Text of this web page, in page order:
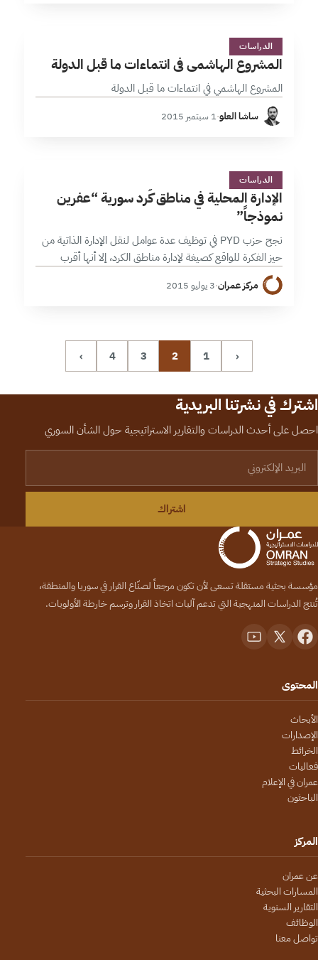
ا1 دقائق
الدراسات
المشروع الهاشمي في انتماءات ما قبل الدولة
المشروع الهاشمي في انتماءات ما قبل الدولة
ساشا العلو·1 سبتمبر 2015
ا1 دقائق
الدراسات
الإدارة المحلية في مناطق كُرد سورية “عفرين
نموذجاً”
نجح حزب PYD في توظيف عدة عوامل لنقل الإدارة الذاتية من
حيز الفكرة للواقع كصيغة لإدارة مناطق الكرد، إلا أنها أقرب
لسلطة أمر واقع تعززها بنية شمولية وذراع عسكرية لم…
مركز عمران·3 يوليو 2015
‹
1
2
3
4
›
اشترك في نشرتنا البريدية
احصل على أحدث الدراسات والتقارير الاستراتيجية حول الشأن السوري
اشتراك
مؤسسة بحثية مستقلة تسعى لأن تكون مرجعاً لصنّاع القرار في سوريا والمنطقة،
تُنتج الدراسات المنهجية التي تدعم آليات اتخاذ القرار وترسم خارطة الأولويات.
المحتوى
الأبحاث
الإصدارات
الخرائط
فعاليات
عمران في الإعلام
الباحثون
المركز
عن عمران
المسارات البحثية
التقارير السنوية
الوظائف
تواصل معنا